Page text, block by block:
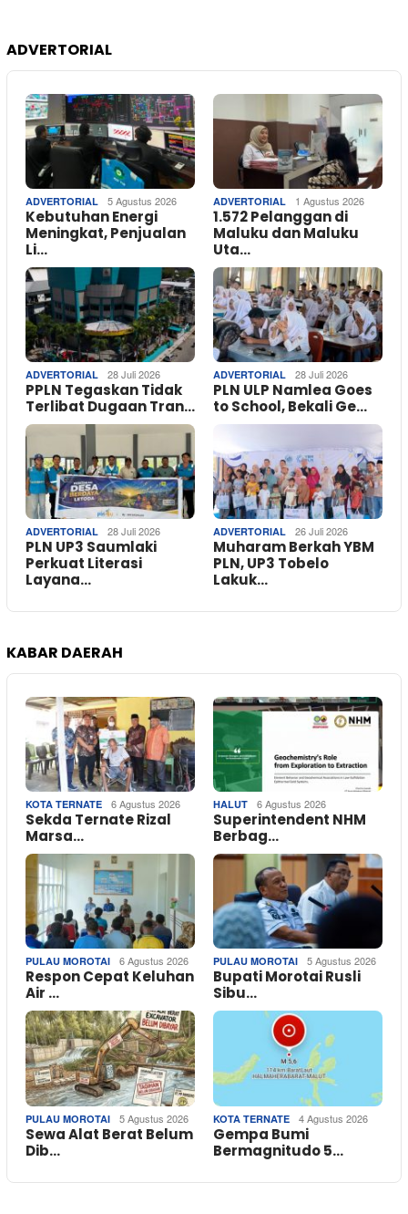
ADVERTORIAL
ADVERTORIAL 5 Agustus 2026
Kebutuhan Energi
Meningkat, Penjualan
Li…
ADVERTORIAL 1 Agustus 2026
1.572 Pelanggan di
Maluku dan Maluku
Uta…
ADVERTORIAL 28 Juli 2026
PPLN Tegaskan Tidak
Terlibat Dugaan Tran…
ADVERTORIAL 28 Juli 2026
PLN ULP Namlea Goes
to School, Bekali Ge…
ADVERTORIAL 28 Juli 2026
PLN UP3 Saumlaki
Perkuat Literasi
Layana…
ADVERTORIAL 26 Juli 2026
Muharam Berkah YBM
PLN, UP3 Tobelo
Lakuk…
KABAR DAERAH
KOTA TERNATE 6 Agustus 2026
Sekda Ternate Rizal
Marsa…
HALUT 6 Agustus 2026
Superintendent NHM
Berbag…
PULAU MOROTAI 6 Agustus 2026
Respon Cepat Keluhan
Air …
PULAU MOROTAI 5 Agustus 2026
Bupati Morotai Rusli
Sibu…
PULAU MOROTAI 5 Agustus 2026
Sewa Alat Berat Belum
Dib…
KOTA TERNATE 4 Agustus 2026
Gempa Bumi
Bermagnitudo 5…